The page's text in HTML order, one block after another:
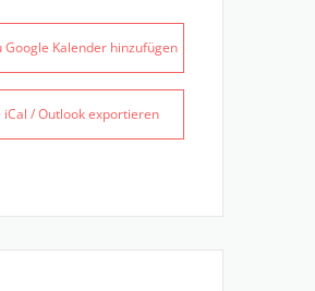
Google Kalender hinzufügen
iCal / Outlook exportieren